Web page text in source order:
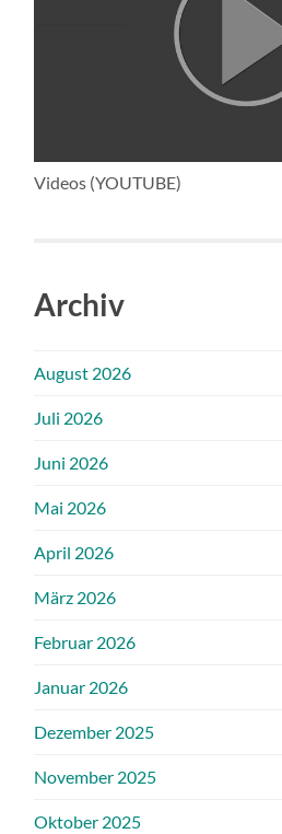
Videos (YOUTUBE)
Archiv
August 2026
Juli 2026
Juni 2026
Mai 2026
April 2026
März 2026
Februar 2026
Januar 2026
Dezember 2025
November 2025
Oktober 2025